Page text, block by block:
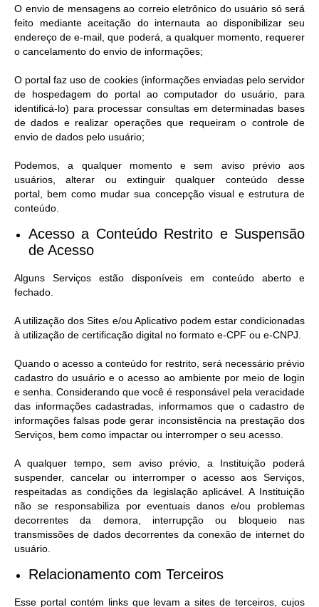
O envio de mensagens ao correio eletrônico do usuário só será
feito mediante aceitação do internauta ao disponibilizar seu
endereço de e-mail, que poderá, a qualquer momento, requerer
o cancelamento do envio de informações;
O portal faz uso de cookies (informações enviadas pelo servidor
de hospedagem do portal ao computador do usuário, para
identificá-lo) para processar consultas em determinadas bases
de dados e realizar operações que requeiram o controle de
envio de dados pelo usuário;
Podemos, a qualquer momento e sem aviso prévio aos
usuários, alterar ou extinguir qualquer conteúdo desse
portal, bem como mudar sua concepção visual e estrutura de
conteúdo.
Acesso a Conteúdo Restrito e Suspensão
de Acesso​
Alguns Serviços estão disponíveis em conteúdo aberto e
fechado.
A utilização dos Sites e/ou Aplicativo podem estar condicionadas
à utilização de certificação digital no formato e-CPF ou e-CNPJ.
Quando o acesso a conteúdo for restrito, será necessário prévio
cadastro do usuário e o acesso ao ambiente por meio de login
e senha. Considerando que você é responsável pela veracidade
das informações cadastradas, informamos que o cadastro de
informações falsas pode gerar inconsistência na prestação dos
Serviços, bem como impactar ou interromper o seu acesso.
A qualquer tempo, sem aviso prévio, a Instituição poderá
suspender, cancelar ou interromper o acesso aos Serviços,
respeitadas as condições da legislação aplicável. A Instituição
não se responsabiliza por eventuais danos e/ou problemas
decorrentes da demora, interrupção ou bloqueio nas
transmissões de dados decorrentes da conexão de internet do
usuário.
Relacionamento com Terceiros
Esse portal contém links que levam a sites de terceiros, cujos